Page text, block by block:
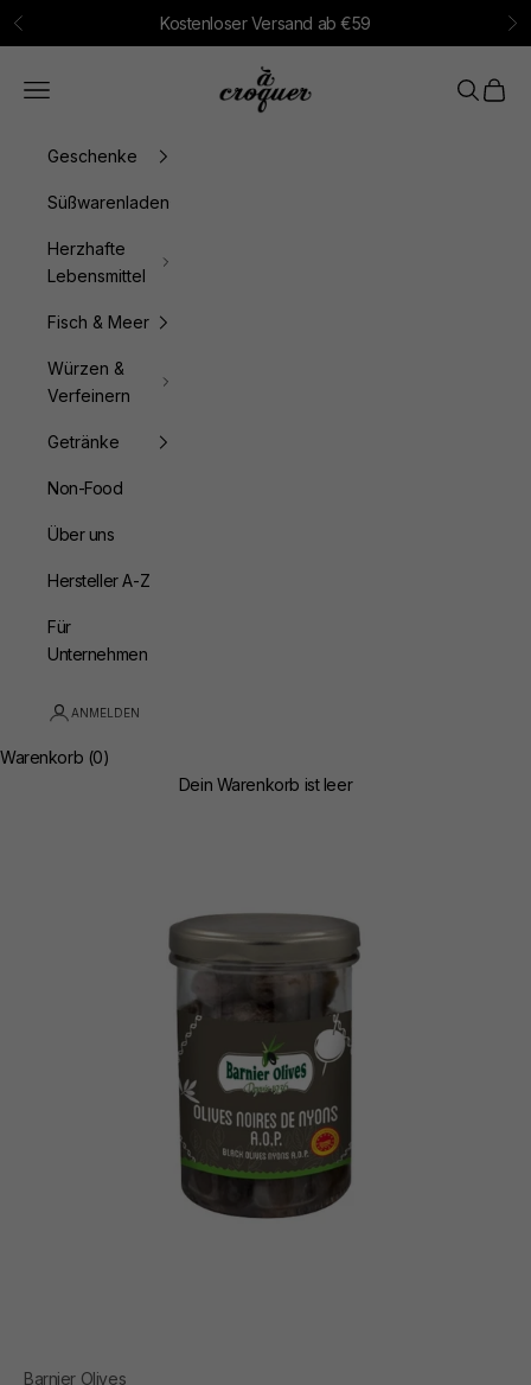
Zum Inhalt springen
Zurück Kostenloser Versand ab €59
à croquer
Menü Suchen
Geschenke
Süßwarenladen
Herzhafte
Lebensmittel
Fisch & Meer
Würzen &
Verfeinern
Getränke
Non-Food
Über uns
Hersteller A-Z
Für
Unternehmen
ANMELDEN
Warenkorb (0)
Dein Warenkorb ist leer
Barnier Olives